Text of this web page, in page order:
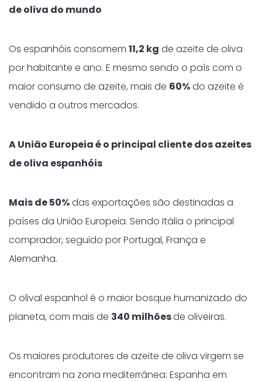
de oliva do mundo
Os espanhóis consomem 11,2 kg de azeite de oliva
por habitante e ano. E mesmo sendo o país com o
maior consumo de azeite, mais de 60%do azeite é
vendido a outros mercados.
A União Europeia é o principal cliente dos azeites
de oliva espanhóis
Mais de 50%das exportações são destinadas a
países da União Europeia. Sendo Itália o principal
comprador, seguido por Portugal, França e
Alemanha.
O olival espanhol é o maior bosque humanizado do
planeta, com mais de 340 milhõesde oliveiras.
Os maiores produtores de azeite de oliva virgem se
encontram na zona mediterrânea: Espanha em